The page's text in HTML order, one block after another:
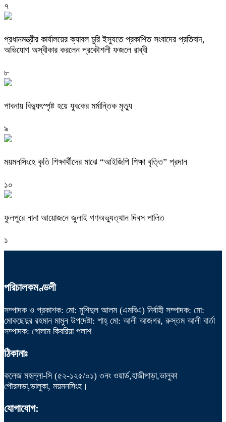
৭
প্রধানমন্ত্রীর কার্যালয়ের ক্যাবল চুরি ইস্যুতে প্রকাশিত সংবাদের প্রতিবাদ,
অভিযোগ অস্বীকার করলেন প্রকৌশলী ফজলে রাব্বী
৮
পাবনায় বিদ্যুৎস্পৃষ্ট হয়ে যুব‌কের মর্মান্তিক মৃত্যু
৯
ময়মনসিংহে কৃতি শিক্ষার্থীদের মাঝে “আইজিপি শিক্ষা বৃত্তি” প্রদান
১০
ফুলপুরে নানা আয়োজনে জুলাই গণঅভ্যুত্থান দিবস পালিত
১
পরিচালকমণ্ডলী
সম্পাদক ও প্রকাশক: মো: মুশিদুল আলম (এমবিএ) নির্বাহী সম্পাদক: মো:
মোকছেদুর রহমান মামুন উপদেষ্টা: শাহ্ মো: আলী আজগর, রুস্তম আলী বার্তা
সম্পাদক: গোলাম কিবরিয়া পলাশ
ঠিকানাঃ
কলেজ মহল্লা-সি (৫২-১২৫/০১) ৩নং ওয়ার্ড,হাজীপাড়া,ভালুকা
পৌরসভা,ভালুকা, ময়মনসিংহ।
যোগাযোগ: